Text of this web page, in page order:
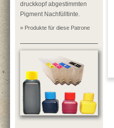
druckkopf abgestimmten
Pigment Nachfülltinte.
» Produkte für diese Patrone